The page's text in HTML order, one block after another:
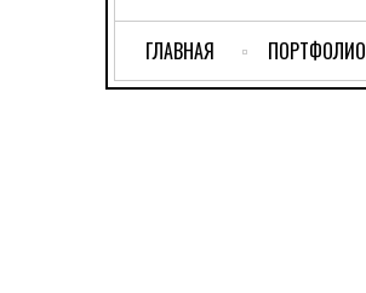
ГЛАВНАЯ ПОРТФОЛИО